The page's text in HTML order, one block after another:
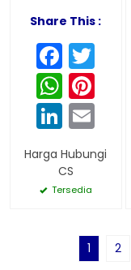
Share This :
Harga Hubungi
CS
Tersedia
1 2